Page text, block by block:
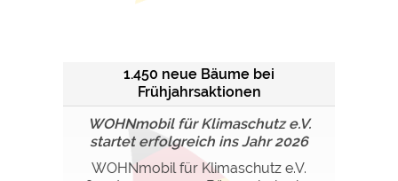
1.450 neue Bäume bei
Frühjahrsaktionen
WOHNmobil für Klimaschutz e.V.
startet erfolgreich ins Jahr 2026
WOHNmobil für Klimaschutz e.V.